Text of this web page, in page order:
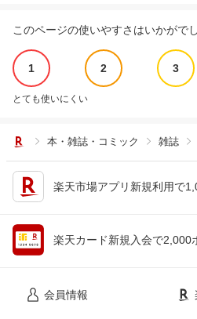
このページの使いやすさはいかがで
1 2 3
とても使いにくい
本・雑誌・コミック 雑誌
楽天市場アプリ新規利用で
楽天カード新規入会で2,000
会員情報